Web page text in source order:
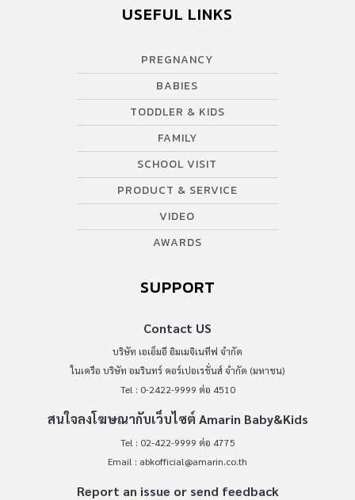
USEFUL LINKS
PREGNANCY
BABIES
TODDLER & KIDS
FAMILY
SCHOOL VISIT
PRODUCT & SERVICE
VIDEO
AWARDS
SUPPORT
Contact US
บริษัท เอเอ็มอี อิมเมจิเนทีฟ จำกัด
ในเครือ บริษัท อมรินทร์ คอร์เปอเรชั่นส์ จำกัด (มหาชน)
Tel : 0-2422-9999 ต่อ 4510
สนใจลงโฆษณากับเว็บไซต์ Amarin Baby&Kids
Tel : 02-422-9999 ต่อ 4775
Email : abkofficial@amarin.co.th
Report an issue or send feedback